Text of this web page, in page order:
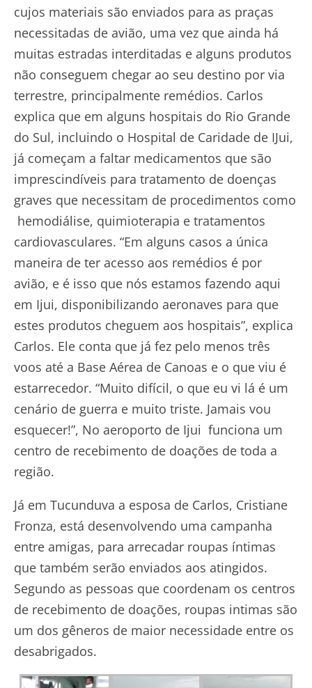
cujos materiais são enviados para as praças
necessitadas de avião, uma vez que ainda há
muitas estradas interditadas e alguns produtos
não conseguem chegar ao seu destino por via
terrestre, principalmente remédios. Carlos
explica que em alguns hospitais do Rio Grande
do Sul, incluindo o Hospital de Caridade de IJui,
já começam a faltar medicamentos que são
imprescindíveis para tratamento de doenças
graves que necessitam de procedimentos como
hemodiálise, quimioterapia e tratamentos
cardiovasculares. “Em alguns casos a única
maneira de ter acesso aos remédios é por
avião, e é isso que nós estamos fazendo aqui
em Ijui, disponibilizando aeronaves para que
estes produtos cheguem aos hospitais”, explica
Carlos. Ele conta que já fez pelo menos três
voos até a Base Aérea de Canoas e o que viu é
estarrecedor. “Muito difícil, o que eu vi lá é um
cenário de guerra e muito triste. Jamais vou
esquecer!”, No aeroporto de Ijui funciona um
centro de recebimento de doações de toda a
região.
Já em Tucunduva a esposa de Carlos, Cristiane
Fronza, está desenvolvendo uma campanha
entre amigas, para arrecadar roupas íntimas
que também serão enviados aos atingidos.
Segundo as pessoas que coordenam os centros
de recebimento de doações, roupas intimas são
um dos gêneros de maior necessidade entre os
desabrigados.